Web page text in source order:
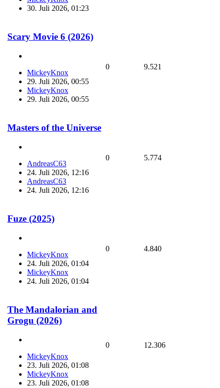
30. Juli 2026, 01:23
Scary Movie 6 (2026)
MickeyKnox
29. Juli 2026, 00:55
MickeyKnox
29. Juli 2026, 00:55
0 9.521
Masters of the Universe
AndreasC63
24. Juli 2026, 12:16
AndreasC63
24. Juli 2026, 12:16
0 5.774
Fuze (2025)
MickeyKnox
24. Juli 2026, 01:04
MickeyKnox
24. Juli 2026, 01:04
0 4.840
The Mandalorian and
Grogu (2026)
MickeyKnox
23. Juli 2026, 01:08
MickeyKnox
23. Juli 2026, 01:08
0 12.306